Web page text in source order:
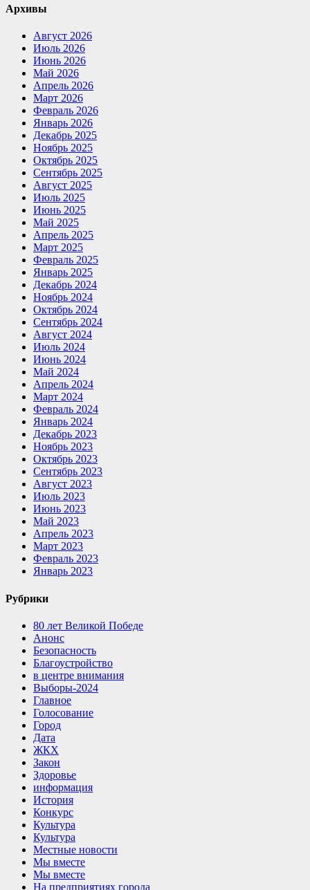
Архивы
Август 2026
Июль 2026
Июнь 2026
Май 2026
Апрель 2026
Март 2026
Февраль 2026
Январь 2026
Декабрь 2025
Ноябрь 2025
Октябрь 2025
Сентябрь 2025
Август 2025
Июль 2025
Июнь 2025
Май 2025
Апрель 2025
Март 2025
Февраль 2025
Январь 2025
Декабрь 2024
Ноябрь 2024
Октябрь 2024
Сентябрь 2024
Август 2024
Июль 2024
Июнь 2024
Май 2024
Апрель 2024
Март 2024
Февраль 2024
Январь 2024
Декабрь 2023
Ноябрь 2023
Октябрь 2023
Сентябрь 2023
Август 2023
Июль 2023
Июнь 2023
Май 2023
Апрель 2023
Март 2023
Февраль 2023
Январь 2023
Рубрики
80 лет Великой Победе
Анонс
Безопасность
Благоустройство
в центре внимания
Выборы-2024
Главное
Голосование
Город
Дата
ЖКХ
Закон
Здоровье
информация
История
Конкурс
Культура
Культура
Местные новости
Мы вместе
Мы вместе
На предприятиях города